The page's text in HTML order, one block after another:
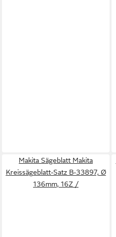
Makita Sägeblatt Makita
Kreissägeblatt-Satz B-33897, Ø
136mm, 16Z /